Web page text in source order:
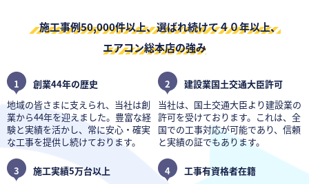
施工事例50,000件以上、選ばれ続けて４０年以上、
エアコン総本店の強み
1
創業44年の歴史
地域の皆さまに支えられ、当社は創
業から44年を迎えました。豊富な経
験と実績を活かし、常に安心・確実
な工事を提供し続けております。
2
建設業国土交通大臣許可
当社は、国土交通大臣より建設業の
許可を受けております。これは、全
国での工事対応が可能であり、信頼
と実績の証でもあります。
3
施工実績5万台以上
4
工事有資格者在籍